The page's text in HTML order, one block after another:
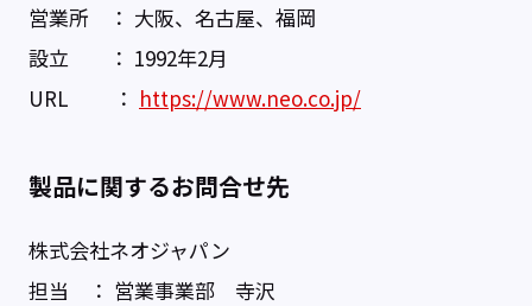
営業所 ： 大阪、名古屋、福岡
設立 ： 1992年2月
URL ： https://www.neo.co.jp/
製品に関するお問合せ先
株式会社ネオジャパン
担当 ： 営業事業部 寺沢